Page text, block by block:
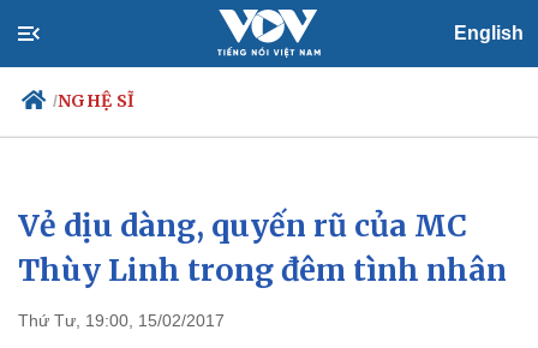
English
/NGHỆ SĨ
Chính trị
Đảng
Tổ chức nhân sự
Nhận diện sự thật
Xã hội
Tin 24h
Dự báo thời tiết
Vẻ dịu dàng, quyến rũ của MC
Thùy Linh trong đêm tình nhân
Thứ Tư, 19:00, 15/02/2017